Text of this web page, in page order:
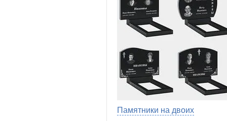
Памятники на двоих